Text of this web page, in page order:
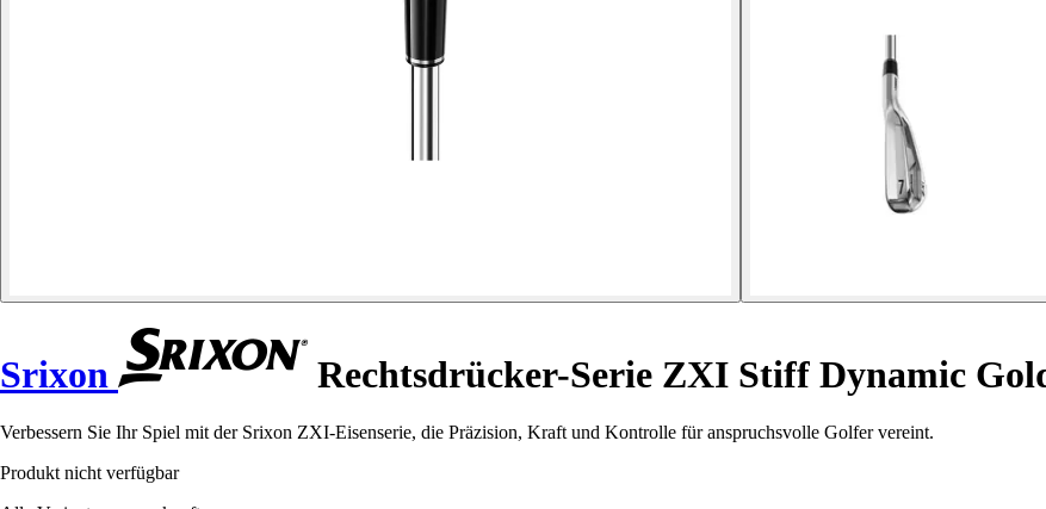
Srixon Rechtsdrücker-Serie ZXI Stiff Dynamic
Verbessern Sie Ihr Spiel mit der Srixon ZXI-Eisenserie, die Präzision, Kraft und Kontrolle für anspruchsvolle Golfer vereint.
Produkt nicht verfügbar